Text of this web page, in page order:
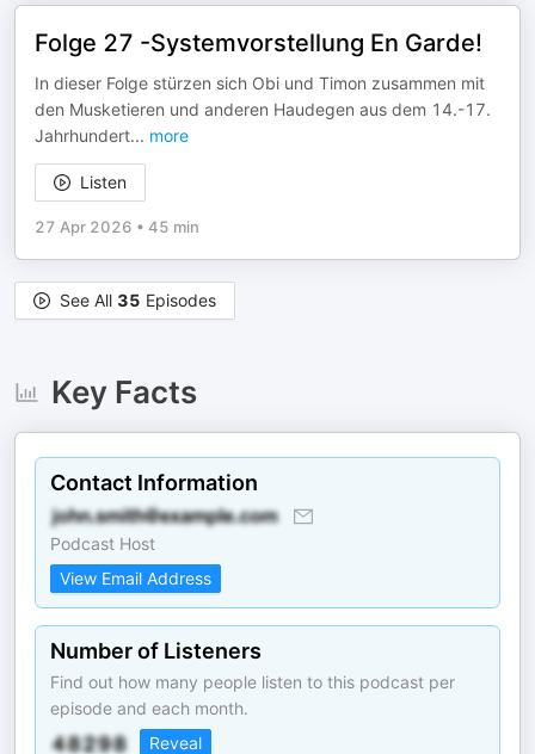
Folge 27 -Systemvorstellung En Garde!
In dieser Folge stürzen sich Obi und Timon zusammen mit
den Musketieren und anderen Haudegen aus dem 14.-17.
Jahrhundert... more
Listen
27 Apr 2026 • 45 min
See All 35 Episodes
Key Facts
Contact Information
Podcast Host
View Email Address
Number of Listeners
Find out how many people listen to this podcast per
episode and each month.
Reveal